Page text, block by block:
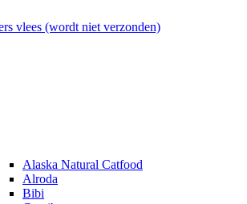
vlees (wordt niet verzonden)
Alaska Natural Catfood
Alroda
Bibi